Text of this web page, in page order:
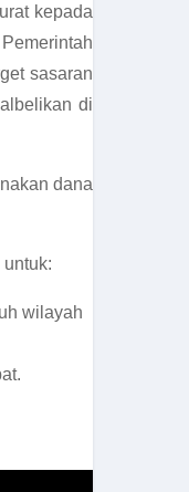
kepada
sasaran
di
dana
wilayah